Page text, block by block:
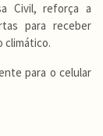
Civil, reforça a
para receber
climático.
para o celular